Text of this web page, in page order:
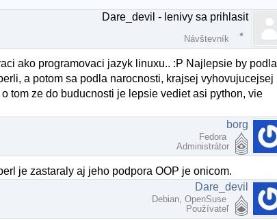
Dare_devil - lenivy sa prihlasit
Návštevník
ako programovaci jazyk linuxu.. :P Najlepsie by podla
a potom sa podla narocnosti, krajsej vyhovujucejsej
tom ze do buducnosti je lepsie vediet asi python, vie
borg
Fedora
Administrátor
je zastaraly aj jeho podpora OOP je onicom.
Dare_devil
Debian, OpenSuse
Používateľ